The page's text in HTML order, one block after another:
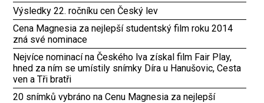
Výsledky 22. ročníku cen Český lev
Cena Magnesia za nejlepší studentský film roku 2014
zná své nominace
Nejvíce nominací na Českého lva získal film Fair Play,
hned za ním se umístily snímky Díra u Hanušovic, Cesta
ven a Tři bratři
20 snímků vybráno na Cenu Magnesia za nejlepší